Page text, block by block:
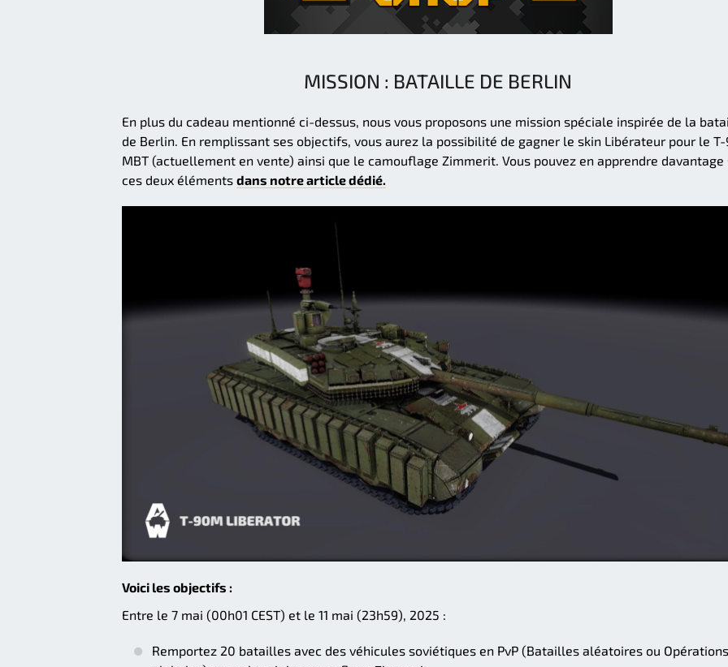
MISSION : BATAILLE DE BERLIN
En plus du cadeau mentionné ci-dessus, nous vous proposons une mission spéciale inspirée de la
de Berlin. En remplissant ses objectifs, vous aurez la possibilité de gagner le skin Libérateur pour le
MBT (actuellement en vente) ainsi que le camouflage Zimmerit. Vous pouvez en apprendre davantage
ces deux éléments dans notre article dédié.
Voici les objectifs :
Entre le 7 mai (00h01 CEST) et le 11 mai (23h59), 2025 :
Remportez 20 batailles avec des véhicules soviétiques en PvP (Batailles aléatoires ou Opérations